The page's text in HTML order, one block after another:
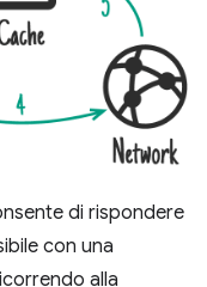
di rispondere
con una
alla